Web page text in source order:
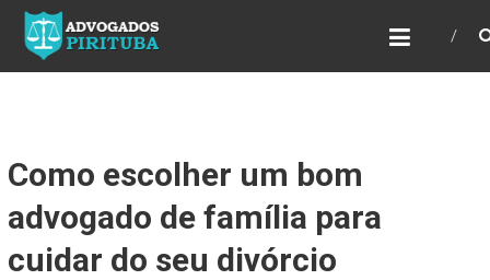
ADVOGADOS PIRITUBA
Precisando de advogado? Entre em contato!
Fazemos toda a assessoria que você
Como escolher um bom
advogado de família para
cuidar do seu divórcio